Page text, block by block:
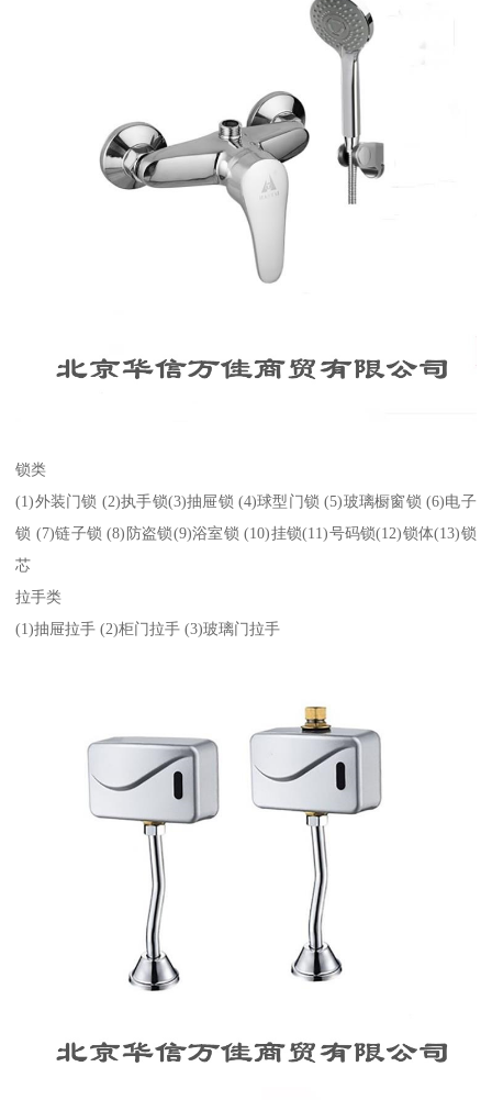
锁类
(1)外装门锁 (2)执手锁(3)抽屉锁 (4)球型门锁 (5)玻璃橱窗锁 (6)电子
锁 (7)链子锁 (8)防盗锁(9)浴室锁 (10)挂锁(11)号码锁(12)锁体(13)锁
芯
拉手类
(1)抽屉拉手 (2)柜门拉手 (3)玻璃门拉手